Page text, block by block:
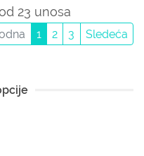
23 unosa
1 2 3 Sledeća